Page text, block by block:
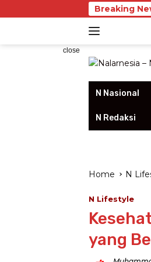
to
Breaking
close
N Nasional
N Redaksi
Home N
N Lifestyle
yang